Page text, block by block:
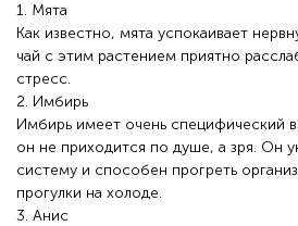
1. Мята
Как известно, мята успокаивает
чай с этим растением приятно
стресс.
2. Имбирь
Имбирь имеет очень специфический
он не приходится по душе, а зря. Он
систему и способен прогреть
прогулки на холоде.
3. Анис